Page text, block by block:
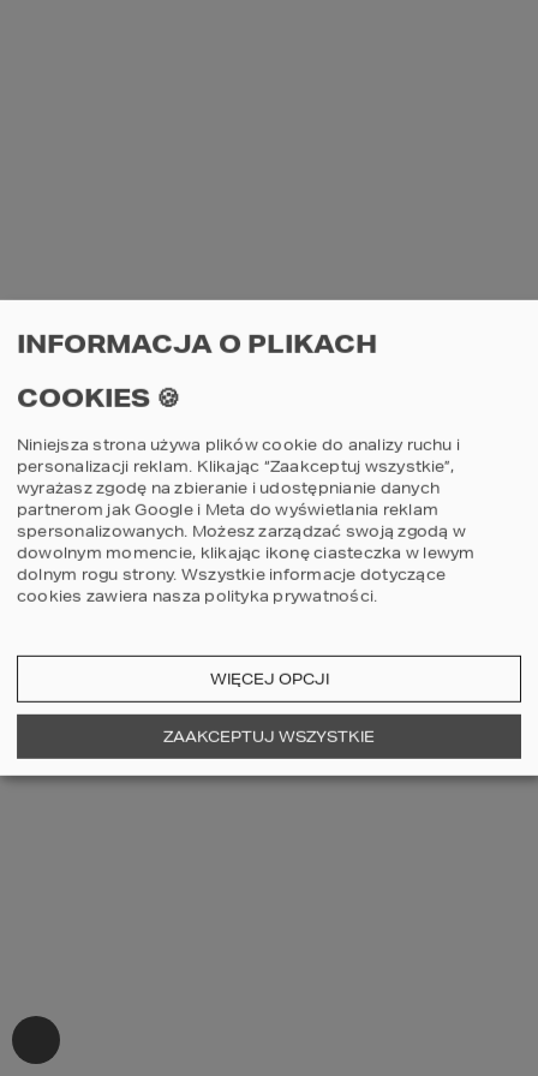
INFORMACJA O PLIKACH
COOKIES 🍪
Niniejsza strona używa plików cookie do analizy ruchu i
personalizacji reklam. Klikając “Zaakceptuj wszystkie”,
wyrażasz zgodę na zbieranie i udostępnianie danych
partnerom jak Google i Meta do wyświetlania reklam
spersonalizowanych. Możesz zarządzać swoją zgodą w
dowolnym momencie, klikając ikonę ciasteczka w lewym
dolnym rogu strony. Wszystkie informacje dotyczące
cookies zawiera nasza polityka prywatności.
WIĘCEJ OPCJI
ZAAKCEPTUJ WSZYSTKIE